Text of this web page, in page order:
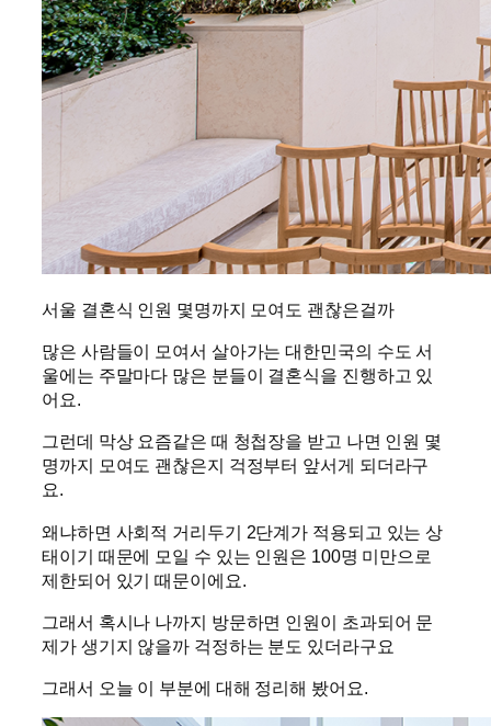
서울 결혼식 인원 몇명까지 모여도 괜찮은걸까
많은 사람들이 모여서 살아가는 대한민국의 수도 서
울에는 주말마다 많은 분들이 결혼식을 진행하고 있
어요.
그런데 막상 요즘같은 때 청첩장을 받고 나면 인원 몇
명까지 모여도 괜찮은지 걱정부터 앞서게 되더라구
요.
왜냐하면 사회적 거리두기 2단계가 적용되고 있는 상
태이기 때문에 모일 수 있는 인원은 100명 미만으로
제한되어 있기 때문이에요.
그래서 혹시나 나까지 방문하면 인원이 초과되어 문
제가 생기지 않을까 걱정하는 분도 있더라구요
그래서 오늘 이 부분에 대해 정리해 봤어요.